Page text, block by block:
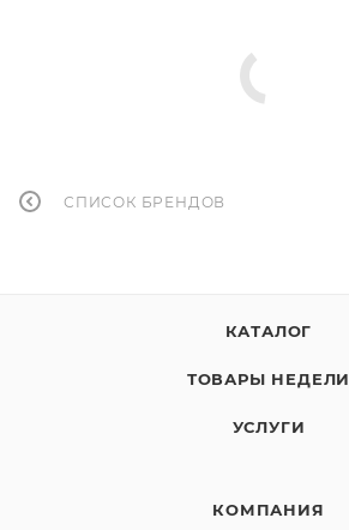
СПИСОК БРЕНДОВ
КАТАЛОГ
ТОВАРЫ НЕДЕЛИ
УСЛУГИ
КОМПАНИЯ